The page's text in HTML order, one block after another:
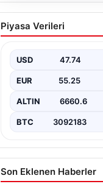
Kelebek.Org İle
İletişimin Seviyeli
Deneyimi
İnternet ortamında
kaliteli bir biçimde
taşımaktadır.
Piyasa Verileri
USD 47.74
EUR 55.25
ALTIN 6660.6
BTC 3092183
Son Eklenen Haberler